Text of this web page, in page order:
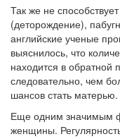
Закон о праве
реанимации внесен в
Так же не
(деторождение),
английские ученые
выяснилось, что
находится в
следовательно, чем
шансов стать матерью.
Еще одним значимым
женщины.